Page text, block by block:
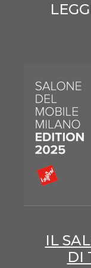
IL
DI